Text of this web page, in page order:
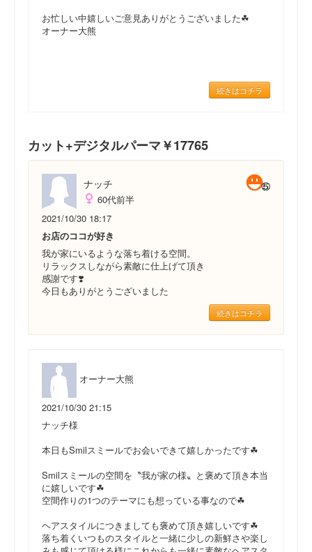
お忙しい中嬉しいご意見ありがとうございました☘
オーナー大熊
続きはコチラ
カット+デジタルパーマ￥17765
ナッチ
60代前半
2021/10/30 18:17
お店のココが好き
我が家にいるような落ち着ける空間。
リラックスしながら素敵に仕上げて頂き
感謝です❣️
今日もありがとうございました
続きはコチラ
オーナー大熊
2021/10/30 21:15
ナッチ様
本日もSmilスミールでお会いできて嬉しかったです☘
Smilスミールの空間を〝我が家の様〟と褒めて頂き本当
に嬉しいです☘
空間作りの1つのテーマにも想っている事なので☘
ヘアスタイルにつきましても褒めて頂き嬉しいです☘
落ち着くいつものスタイルと一緒に少しの新鮮さや楽し